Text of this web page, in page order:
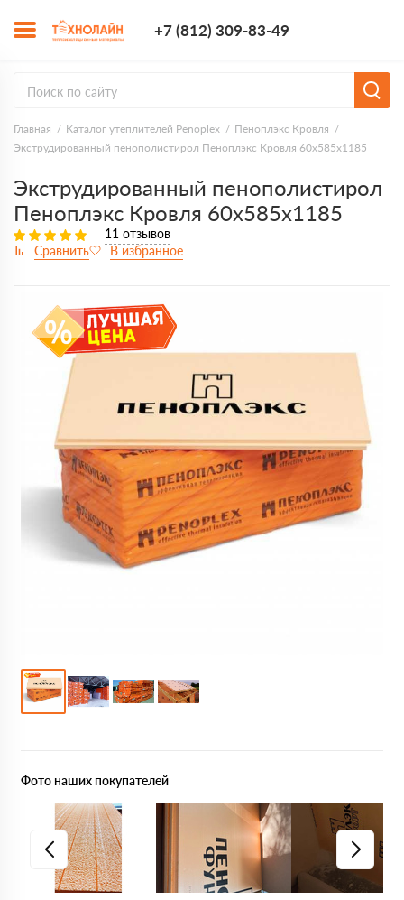
+7 (812) 309-83-49
Главная Каталог утеплителей Penoplex
Пеноплэкс Кровля
Экструдированный пенополистирол Пеноплэкс Кровля 60х585х1185
Экструдированный пенополистирол
Пеноплэкс Кровля 60х585х1185
11 отзывов
Фото наших покупателей